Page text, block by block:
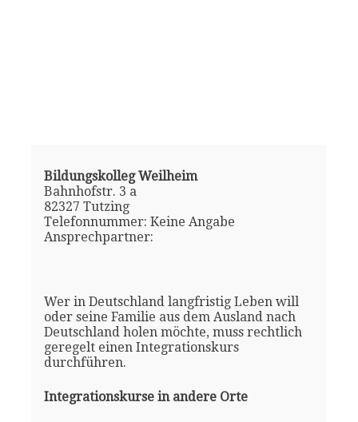
Bildungskolleg Weilheim
Bahnhofstr. 3 a
82327 Tutzing
Telefonnummer: Keine Angabe
Ansprechpartner:
Wer in Deutschland langfristig Leben will
oder seine Familie aus dem Ausland nach
Deutschland holen möchte, muss rechtlich
geregelt einen Integrationskurs
durchführen.
Integrationskurse in andere Orte